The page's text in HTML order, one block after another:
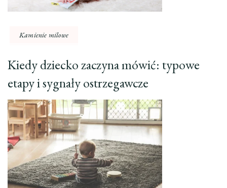
Kamienie milowe
Kiedy dziecko zaczyna mówić: typowe
etapy i sygnały ostrzegawcze